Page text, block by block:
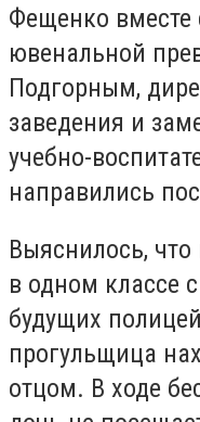
Фещенко вместе
ювенальной
Подгорным,
заведения и
учебно-
направились
Выяснилось,
в одном классе
будущих
прогульщица
отцом. В ходе